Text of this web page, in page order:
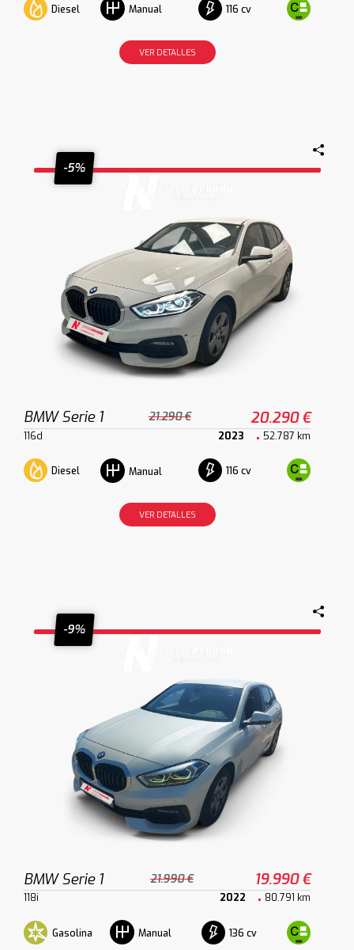
Diesel Manual 116 cv
VER DETALLES
-5%
BMW Serie 1 21.290 € 20.290 €
116d 2023 52.787 km
Diesel Manual 116 cv
VER DETALLES
-9%
BMW Serie 1 21.990 € 19.990 €
118i 2022 80.791 km
Gasolina Manual 136 cv